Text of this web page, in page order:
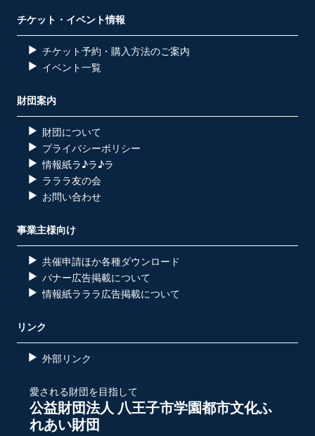
愛される財団を目指して
公益財団法人 八王子市学園都市文化ふ
れあい財団
チケット・イベント情報
チケット予約・購入方法のご案内
イベント一覧
財団案内
財団について
プライバシーポリシー
情報紙ラ♪ラ♪ラ
ラララ友の会
お問い合わせ
事業主様向け
共催申請ほか各種ダウンロード
バナー広告掲載について
情報紙ラララ広告掲載について
リンク
外部リンク